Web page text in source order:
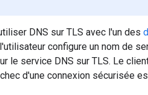
DNS sur TLS avec l'un des
configure un nom de
le service DNS sur TLS. Le
d'une connexion sécurisée